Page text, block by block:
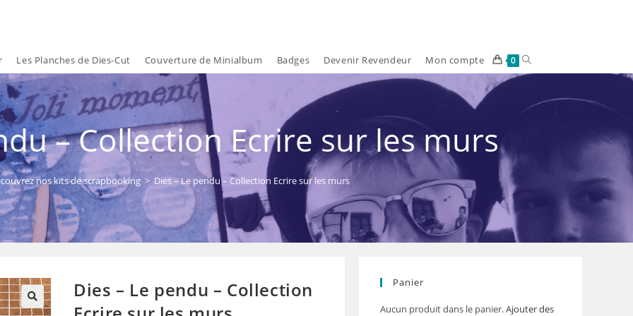
Les Planches de Dies-Cut Couverture de Minialbum Badges Devenir Revendeur Mon compte 0 Toggle
search
– Collection Ecrire sur les murs
nos kits de scrapbooking > Dies – Le pendu – Collection Ecrire sur les murs
Dies – Le pendu – Collection
Panier
Aucun produit dans le panier.Ajouter des